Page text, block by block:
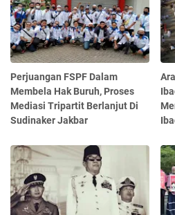
Perjuangan FSPF Dalam
Membela Hak Buruh, Proses
Mediasi Tripartit Berlanjut Di
Sudinaker Jakbar